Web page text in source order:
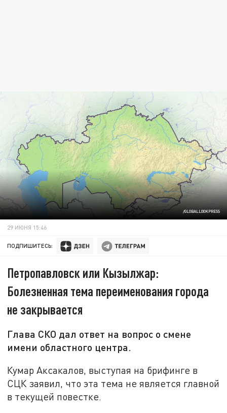
/GLOBALLOOKPRESS
29 ИЮНЯ 15:46
ПОДПИШИТЕСЬ:
Петропавловск или Кызылжар:
Болезненная тема переименования города
не закрывается
Глава СКО дал ответ на вопрос о смене
имени областного центра.
Кумар Аксакалов, выступая на брифинге в
СЦК заявил, что эта тема не является главной
в текущей повестке.